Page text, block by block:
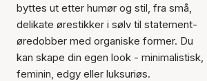
byttes ut etter humør og stil, fra små,
delikate ørestikker i sølv til statement-
øredobber med organiske former. Du
kan skape din egen look - minimalistisk,
feminin, edgy eller luksuriøs.